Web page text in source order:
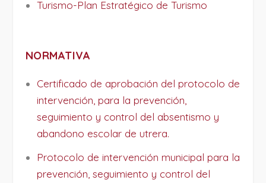
Turismo-Plan Estratégico de Turismo
NORMATIVA
Certificado de aprobación del protocolo de
intervención, para la prevención,
seguimiento y control del absentismo y
abandono escolar de utrera.
Protocolo de intervención municipal para la
prevención, seguimiento y control del